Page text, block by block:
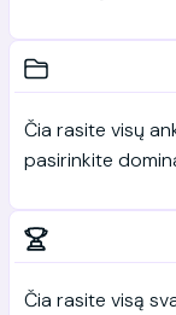
Čia rasite visų
pasirinkite
Čia rasite visą